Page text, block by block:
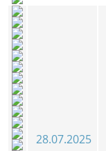
28.07.2025